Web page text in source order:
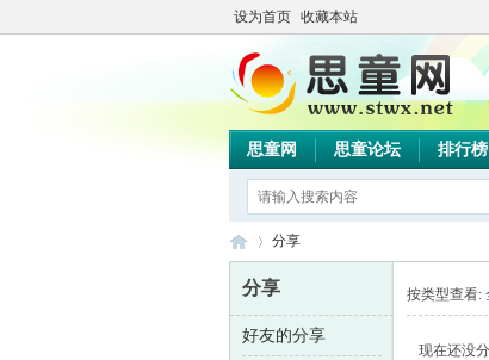
设为首页 收藏本站
思童网 思童论坛 排行榜
思 ›
分享
分享
好友的分享
按类型查看:
现在还没